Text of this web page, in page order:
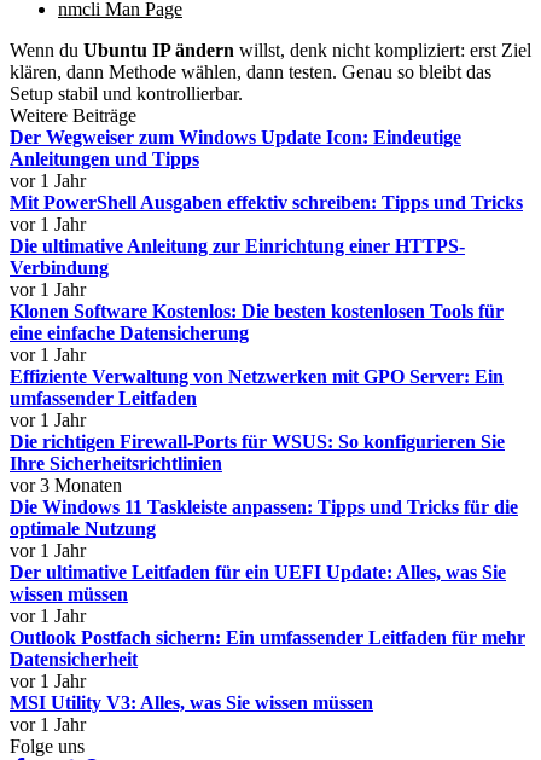
nmcli Man Page
Wenn du Ubuntu IP ändern willst, denk nicht kompliziert: erst Ziel
klären, dann Methode wählen, dann testen. Genau so bleibt das
Setup stabil und kontrollierbar.
Weitere Beiträge
Der Wegweiser zum Windows Update Icon: Eindeutige
Anleitungen und Tipps
vor 1 Jahr
Mit PowerShell Ausgaben effektiv schreiben: Tipps und Tricks
vor 1 Jahr
Die ultimative Anleitung zur Einrichtung einer HTTPS-
Verbindung
vor 1 Jahr
Klonen Software Kostenlos: Die besten kostenlosen Tools für
eine einfache Datensicherung
vor 1 Jahr
Effiziente Verwaltung von Netzwerken mit GPO Server: Ein
umfassender Leitfaden
vor 1 Jahr
Die richtigen Firewall-Ports für WSUS: So konfigurieren Sie
Ihre Sicherheitsrichtlinien
vor 3 Monaten
Die Windows 11 Taskleiste anpassen: Tipps und Tricks für die
optimale Nutzung
vor 1 Jahr
Der ultimative Leitfaden für ein UEFI Update: Alles, was Sie
wissen müssen
vor 1 Jahr
Outlook Postfach sichern: Ein umfassender Leitfaden für mehr
Datensicherheit
vor 1 Jahr
MSI Utility V3: Alles, was Sie wissen müssen
vor 1 Jahr
Folge uns